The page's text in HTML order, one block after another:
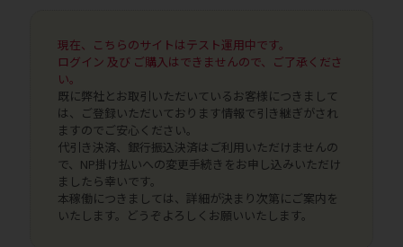
現在、こちらのサイトはテスト運用中です。
ログイン 及び ご購入はできませんので、ご了承くださ
い。
既に弊社とお取引いただいているお客様につきまして
は、ご登録いただいております情報で引き継ぎがされ
ますのでご安心ください。
代引き決済、銀行振込決済はご利用いただけませんの
で、NP掛け払いへの変更手続きをお申し込みいただけ
ましたら幸いです。
本稼働につきましては、詳細が決まり次第にご案内を
いたします。どうぞよろしくお願いいたします。